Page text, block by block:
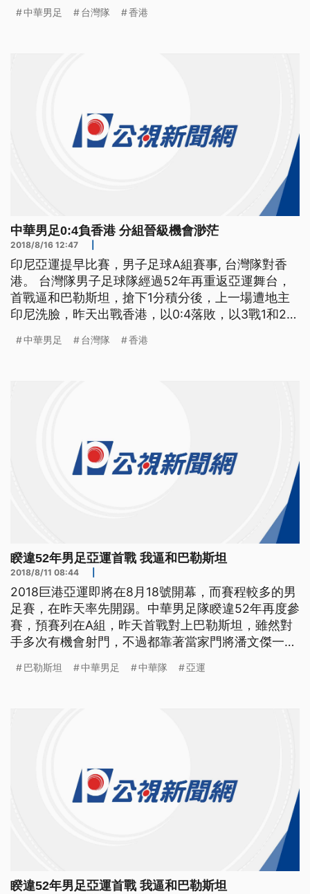
中華男足 台灣隊 香港
中華男足0:4負香港 分組晉級機會渺茫
2018/8/16 12:47
印尼亞運提早比賽，男子足球A組賽事, 台灣隊對香
港。 台灣隊男子足球隊經過52年再重返亞運舞台，
首戰逼和巴勒斯坦，搶下1分積分後，上一場遭地主
印尼洗臉，昨天出戰香港，以0:4落敗，以3戰1和2負
中華男足 台灣隊 香港
睽違52年男足亞運首戰 我逼和巴勒斯坦
2018/8/11 08:44
2018巨港亞運即將在8月18號開幕，而賽程較多的男
足賽，在昨天率先開踢。中華男足隊睽違52年再度參
賽，預賽列在A組，昨天首戰對上巴勒斯坦，雖然對
手多次有機會射門，不過都靠著當家門將潘文傑一人
下一場比賽就在明天，中華隊將出戰地主印尼隊。
巴勒斯坦 中華男足 中華隊 亞運
睽違52年男足亞運首戰 我逼和巴勒斯坦